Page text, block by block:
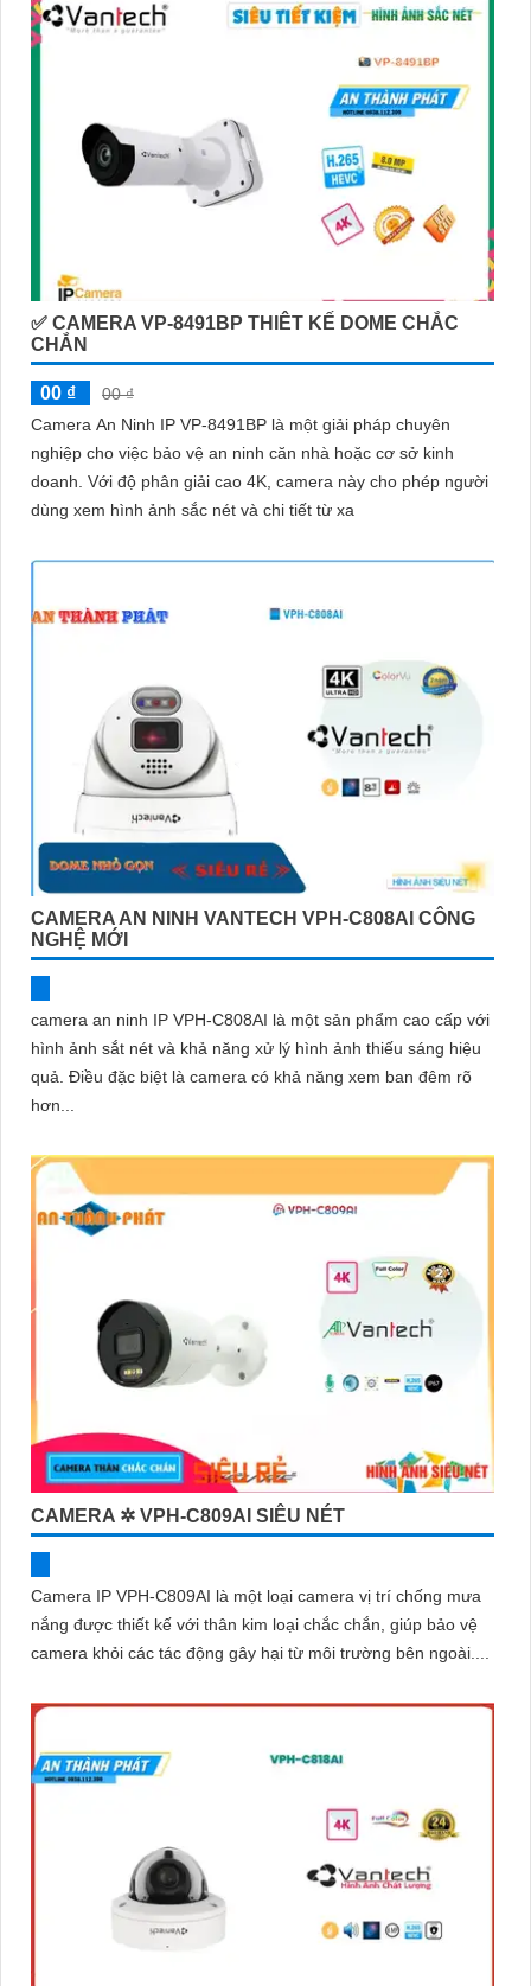
✅ CAMERA VP-8491BP THIÊT KẾ DOME CHẮC
CHẮN
00 ₫
00 ₫
Camera An Ninh IP VP-8491BP là một giải pháp chuyên
nghiệp cho việc bảo vệ an ninh căn nhà hoặc cơ sở kinh
doanh. Với độ phân giải cao 4K, camera này cho phép người
dùng xem hình ảnh sắc nét và chi tiết từ xa
CAMERA AN NINH VANTECH VPH-C808AI CÔNG
NGHỆ MỚI
camera an ninh IP VPH-C808AI là một sản phẩm cao cấp với
hình ảnh sắt nét và khả năng xử lý hình ảnh thiếu sáng hiệu
quả. Điều đặc biệt là camera có khả năng xem ban đêm rõ
hơn...
CAMERA ✲ VPH-C809AI SIÊU NÉT
Camera IP VPH-C809AI là một loại camera vị trí chống mưa
nắng được thiết kế với thân kim loại chắc chắn, giúp bảo vệ
camera khỏi các tác động gây hại từ môi trường bên ngoài....